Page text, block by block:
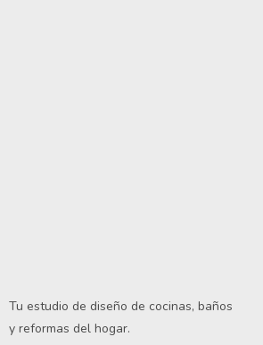
Tu estudio de diseño de cocinas, baños
y reformas del hogar.